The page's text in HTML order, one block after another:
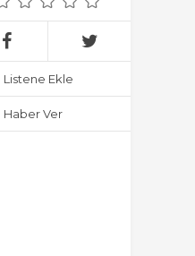
Listene Ekle
Haber Ver